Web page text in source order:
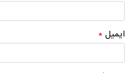
ایمیل *